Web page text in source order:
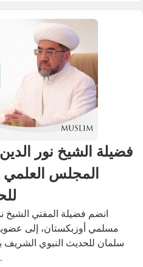
فضيلة الشيخ نور
المجلس
انضم فضيلة المفتي الشيخ
مسلمي أوزبكستان، إلى
سلمان للحديث النبوي الشريف
هذا